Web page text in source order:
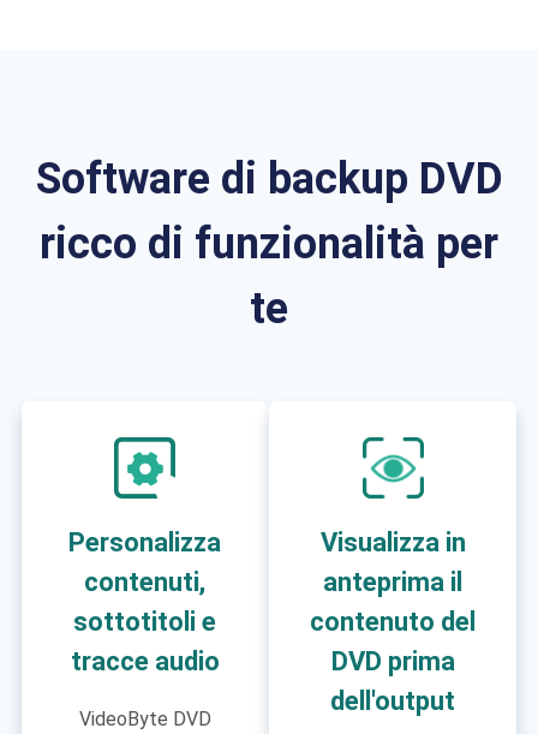
Software di backup DVD
ricco di funzionalità per
te
Personalizza
contenuti,
sottotitoli e
tracce audio
VideoByte DVD
Visualizza in
anteprima il
contenuto del
DVD prima
dell'output